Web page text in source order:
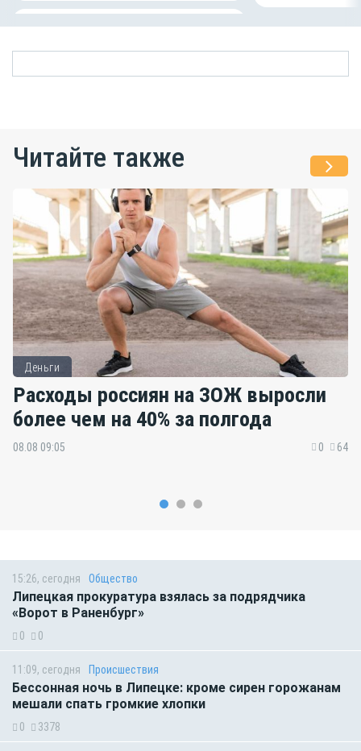
Читайте также
Деньги
Расходы россиян на ЗОЖ выросли
более чем на 40% за полгода
08.08 09:05 0 64
15:26, сегодня Общество
Липецкая прокуратура взялась за подрядчика
«Ворот в Раненбург»
0 0
11:09, сегодня Происшествия
Бессонная ночь в Липецке: кроме сирен горожанам
мешали спать громкие хлопки
0 3378